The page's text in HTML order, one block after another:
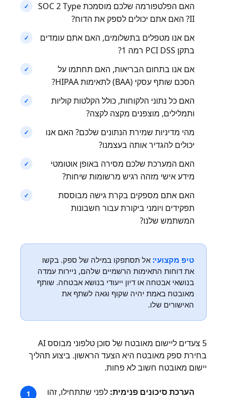
האם הפלטפורמה שלכם מוסמכת SOC 2 Type
II? האם אתם יכולים לספק את הדוח?
אם אנו מטפלים בתשלומים, האם אתם עומדים
בתקן PCI DSS רמה 1?
אם אנו בתחום הבריאות, האם תחתמו על
הסכם שותף עסקי (BAA) לתאימות HIPAA?
האם כל נתוני הלקוחות, כולל הקלטות קוליות
ותמלילים, מוצפנים מקצה לקצה?
מהי מדיניות שמירת הנתונים שלכם? האם אנו
יכולים להגדיר אותה בעצמנו?
האם המערכת שלכם מסירה באופן אוטומטי
מידע אישי מזהה רגיש מרשומות שיחות?
האם אתם מספקים בקרת גישה מבוססת
תפקידים ויומני ביקורת עבור חשבונות
המשתמש שלנו?
טיפ מקצועי: אל תסתפקו במילה של ספק. בקשו
את דוחות התאימות הרשמיים שלהם, ניירות עמדה
בנושאי אבטחה או דיון ייעודי בנושא אבטחה. שותף
מאובטח באמת יהיה שקוף וגאה לשתף את
האישורים שלו.
5 צעדים ליישום מאובטח של סוכן טלפוני מבוסס AI
בחירת ספק מאובטח היא הצעד הראשון. ביצוע תהליך
יישום מאובטח חשוב לא פחות.
הערכת סיכונים פנימית: לפני שתתחילו, זהו